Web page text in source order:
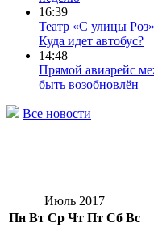
16:39
Театр «С улицы
Куда идет автобус?
14:48
Прямой авиарейс
быть возобновлён
Все новости
Июль 2017
Пн Вт Ср Чт Пт Сб Вс